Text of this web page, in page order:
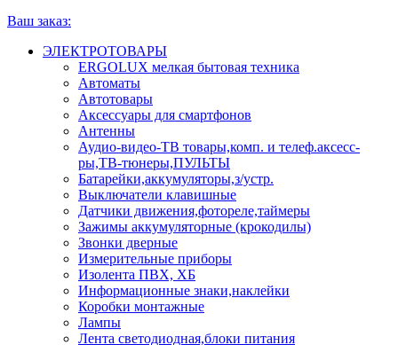
Ваш заказ:
ЭЛЕКТРОТОВАРЫ
ERGOLUX мелкая бытовая техника
Автоматы
Автотовары
Аксессуары для смартфонов
Антенны
Аудио-видео-ТВ товары,комп. и телеф.аксесс-
ры,ТВ-тюнеры,ПУЛЬТЫ
Батарейки,аккумуляторы,з/устр.
Выключатели клавишные
Датчики движения,фотореле,таймеры
Зажимы аккумуляторные (крокодилы)
Звонки дверные
Измерительные приборы
Изолента ПВХ, ХБ
Информационные знаки,наклейки
Коробки монтажные
Лампы
Лента светодиодная,блоки питания